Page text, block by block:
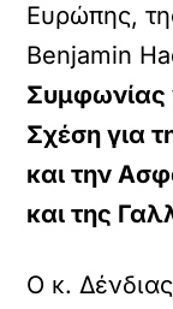
Ευρώπης,
Benjamin
Συμφωνίας
Σχέση για
και την
και της
Ο κ.